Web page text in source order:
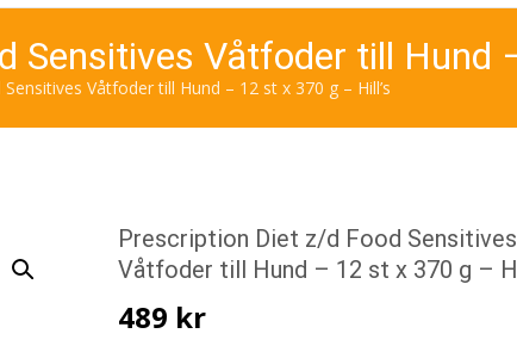
Sensitives Våtfoder till Hund
Våtfoder till Hund – 12 st x 370 g – Hill’s
Prescription Diet z/d Food Sensitives
Våtfoder till Hund – 12 st x 370 g –
489 kr